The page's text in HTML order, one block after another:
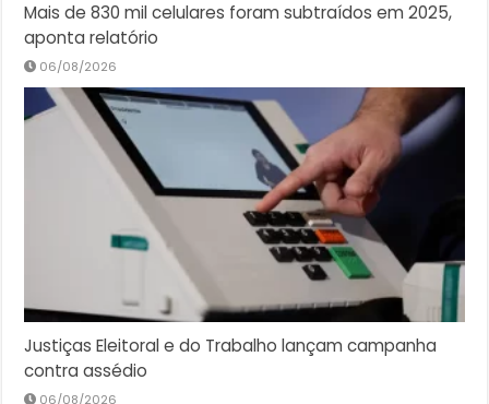
Mais de 830 mil celulares foram subtraídos em 2025,
aponta relatório
06/08/2026
Justiças Eleitoral e do Trabalho lançam campanha
contra assédio
06/08/2026